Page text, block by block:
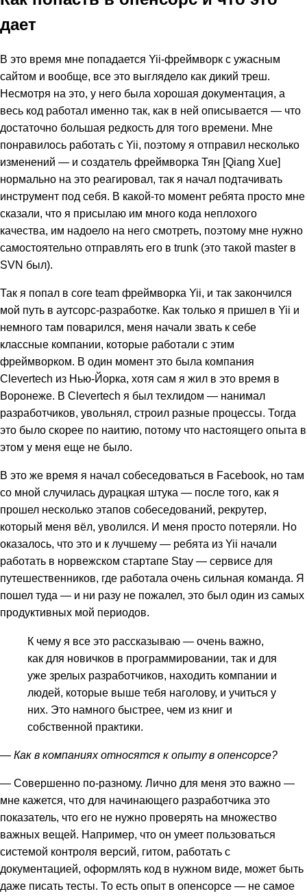
дает
В это время мне попадается Yii-фреймворк с ужасным
сайтом и вообще, все это выглядело как дикий треш.
Несмотря на это, у него была хорошая документация, а
весь код работал именно так, как в ней описывается — что
достаточно большая редкость для того времени. Мне
понравилось работать с Yii, поэтому я отправил несколько
изменений — и создатель фреймворка Тян [Qiang Xue]
нормально на это реагировал, так я начал подтачивать
инструмент под себя. В какой-то момент ребята просто мне
сказали, что я присылаю им много кода неплохого
качества, им надоело на него смотреть, поэтому мне нужно
самостоятельно отправлять его в trunk (это такой master в
SVN был).
Так я попал в core team фреймворка Yii, и так закончился
мой путь в аутсорс-разработке. Как только я пришел в Yii и
немного там поварился, меня начали звать к себе
классные компании, которые работали с этим
фреймворком. В один момент это была компания
Clevertech из Нью-Йорка, хотя сам я жил в это время в
Воронеже. В Clevertech я был техлидом — нанимал
разработчиков, увольнял, строил разные процессы. Тогда
это было скорее по наитию, потому что настоящего опыта в
этом у меня еще не было.
В это же время я начал собеседоваться в Facebook, но там
со мной случилась дурацкая штука — после того, как я
прошел несколько этапов собеседований, рекрутер,
который меня вёл, уволился. И меня просто потеряли. Но
оказалось, что это и к лучшему — ребята из Yii начали
работать в норвежском стартапе Stay — сервисе для
путешественников, где работала очень сильная команда. Я
пошел туда — и ни разу не пожалел, это был один из самых
продуктивных мой периодов.
К чему я все это рассказываю — очень важно,
как для новичков в программировании, так и для
уже зрелых разработчиков, находить компании и
людей, которые выше тебя наголову, и учиться у
них. Это намного быстрее, чем из книг и
собственной практики.
— Как в компаниях относятся к опыту в опенсорсе?
— Совершенно по-разному. Лично для меня это важно —
мне кажется, что для начинающего разработчика это
показатель, что его не нужно проверять на множество
важных вещей. Например, что он умеет пользоваться
системой контроля версий, гитом, работать с
документацией, оформлять код в нужном виде, может быть
даже писать тесты. То есть опыт в опенсорсе — не самое